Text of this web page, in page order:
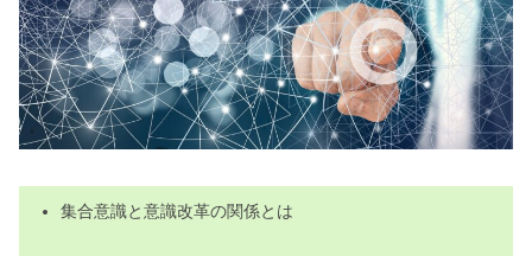
エネルギーが集合意識に与える影響
意識改革のために必要なアプローチ
無意識を味方に変える効果的な方法
集合意識変革の事例と成功要因
変革を加速させる日常での実践方法
集合意識と意識改革の関係とは